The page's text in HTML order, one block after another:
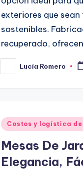
exteriores que
sostenibles.
recuperado,
Posted
by
Lucía Romero
Posted
Costos y logística
Mesas De
Elegancia,